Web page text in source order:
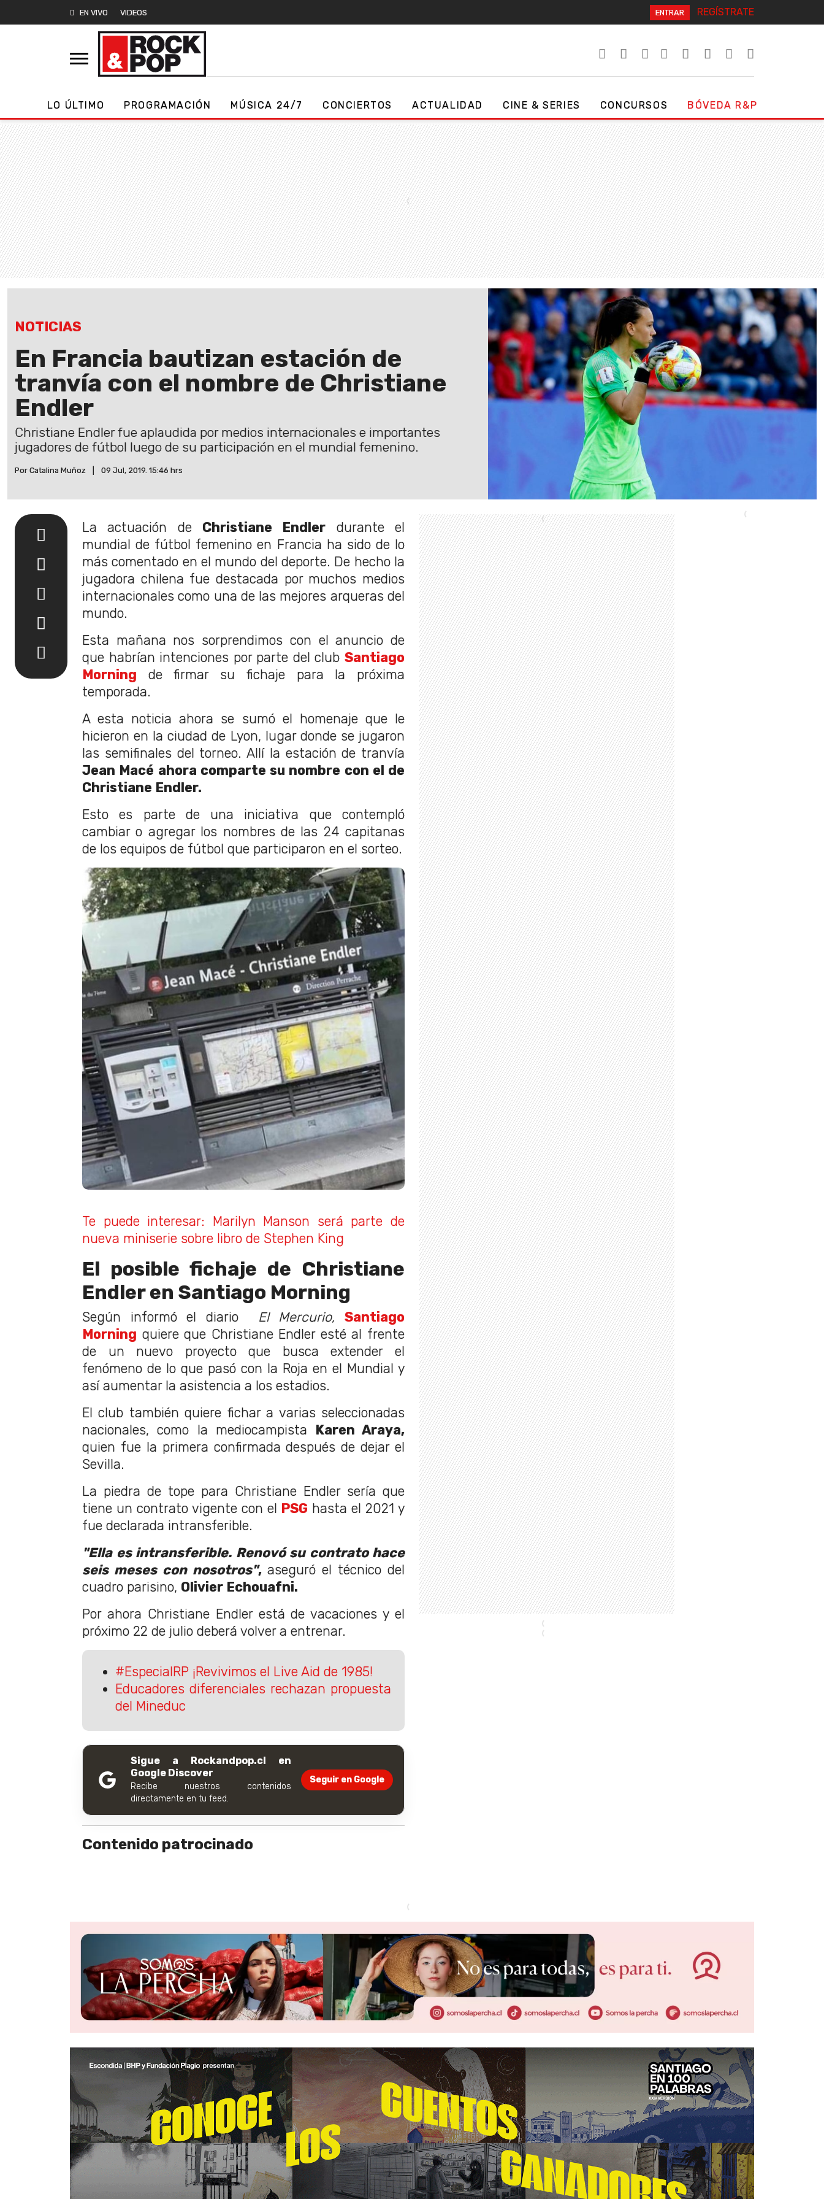
EN VIVO VIDEOS ENTRAR REGÍSTRATE
LO ÚLTIMO PROGRAMACIÓN MÚSICA 24/7 CONCIERTOS ACTUALIDAD CINE & SERIES CONCURSOS BÓVEDA R&P
NOTICIAS
En Francia bautizan estación de
tranvía con el nombre de Christiane
Endler
Christiane Endler fue aplaudida por medios internacionales e importantes
jugadores de fútbol luego de su participación en el mundial femenino.
Por Catalina Muñoz 09 Jul, 2019. 15:46 hrs
La actuación de Christiane Endler durante el
mundial de fútbol femenino en Francia ha sido de lo
más comentado en el mundo del deporte. De hecho la
jugadora chilena fue destacada por muchos medios
internacionales como una de las mejores arqueras del
mundo.
Esta mañana nos sorprendimos con el anuncio de
que habrían intenciones por parte del club Santiago
Morning
de firmar su fichaje para la próxima
temporada.
A esta noticia ahora se sumó el homenaje que le
hicieron en la ciudad de Lyon, lugar donde se jugaron
las semifinales del torneo. Allí la estación de tranvía
Jean Macé ahora comparte su nombre con el de
Christiane Endler.
Esto es parte de una iniciativa que contempló
cambiar o agregar los nombres de las 24 capitanas
de los equipos de fútbol que participaron en el sorteo.
Te puede interesar: Marilyn Manson será parte de
nueva miniserie sobre libro de Stephen King
El posible fichaje de Christiane
Endler en Santiago Morning
Según informó el diario El Mercurio,
Santiago
Morning quiere que Christiane Endler esté al frente
de un nuevo proyecto que busca extender el
fenómeno de lo que pasó con la Roja en el Mundial y
así aumentar la asistencia a los estadios.
El club también quiere fichar a varias seleccionadas
nacionales, como la mediocampista Karen Araya,
quien fue la primera confirmada después de dejar el
Sevilla.
La piedra de tope para Christiane Endler sería que
tiene un contrato vigente con el PSG hasta el 2021 y
fue declarada intransferible.
"Ella es intransferible. Renovó su contrato hace
seis meses con nosotros",aseguró el técnico del
cuadro parisino, Olivier Echouafni.
Por ahora Christiane Endler está de vacaciones y el
próximo 22 de julio deberá volver a entrenar.
#EspecialRP ¡Revivimos el Live Aid de 1985!
Educadores diferenciales rechazan propuesta
del Mineduc
Sigue a Rockandpop.cl en
Google Discover
Recibe nuestros contenidos
directamente en tu feed.
Seguir en Google
Contenido patrocinado